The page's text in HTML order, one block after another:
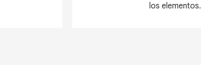
los elementos.